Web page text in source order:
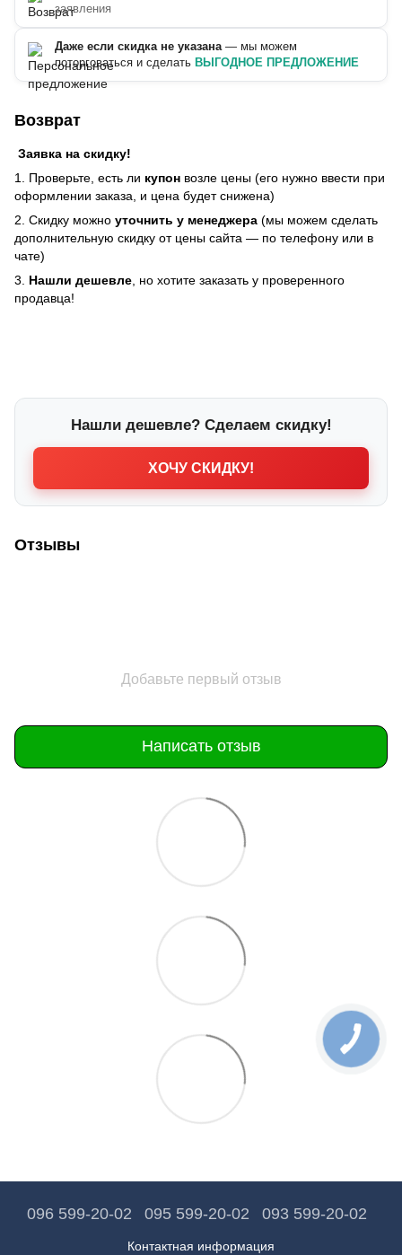
заявления
Даже если скидка не указана — мы можем
поторговаться и сделать ВЫГОДНОЕ ПРЕДЛОЖЕНИЕ
Возврат
Заявка на скидку!
1. Проверьте, есть ли купон возле цены (его нужно ввести при
оформлении заказа, и цена будет снижена)
2. Скидку можно уточнить у менеджера (мы можем сделать
дополнительную скидку от цены сайта — по телефону или в
чате)
3. Нашли дешевле , но хотите заказать у проверенного
продавца!
Нашли дешевле? Сделаем скидку!
ХОЧУ СКИДКУ!
Отзывы
Добавьте первый отзыв
Написать отзыв
096 599-20-02 095 599-20-02 093 599-20-02
Контактная информация